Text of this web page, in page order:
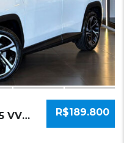
R$189.800
TOYOTA YARIS CROSS 1.5 VVT-I HYBRID FLEX XRX...